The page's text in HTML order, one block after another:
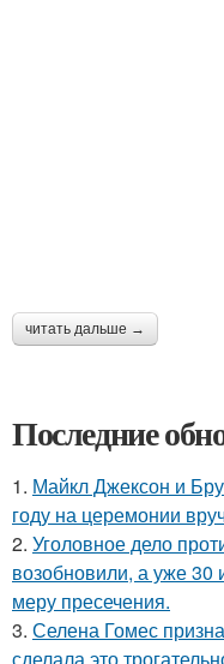
читать дальше →
Последние
1. Майкл Джексон и
году на церемонии
2. Уголовное дело
возобновили, а уже 30
меру пресечения.
3. Селена Гомес
сделала это